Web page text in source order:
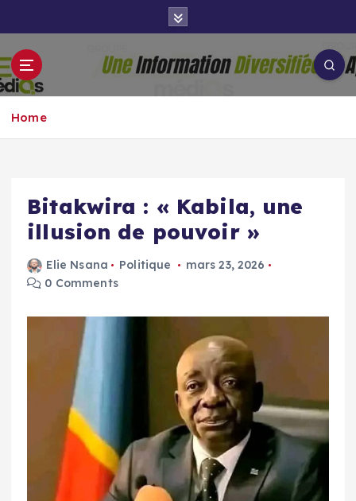
p
t
o
o
Groupe Aigle
Médias
Home
Bitakwira : « Kabila, une
illusion de pouvoir »
Elie Nsana Politique
mars 23, 2026
0 Comments